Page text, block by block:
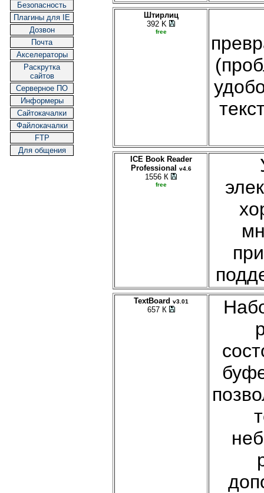
Безопасность
Плагины для IE
Дозвон
Почта
Акселераторы
Раскрутка
сайтов
Серверное ПО
Информеры
Cайтокачалки
Файлокачалки
FTP
Для общения
Штирлиц
392 K
free
ICE Book Reader
Professional
v4.6
1556 К
free
TextBoard v3.01
657 К